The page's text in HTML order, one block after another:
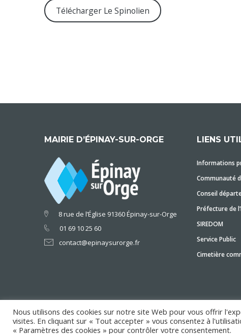
Télécharger Le Spinolien
MAIRIE D’ÉPINAY-SUR-ORGE
8 rue de l’Église 91360 Épinay-sur-Orge
01 69 10 25 60
contact@epinaysurorge.fr
LIENS
Informations
Communauté
Conseil
Préfecture de
SIREDOM
Service Public
Cimetière
Copyright © 2018 Mairie d'Épinay-sur-Orge
Nous utilisons des cookies sur notre site Web pour vous offrir
visites. En cliquant sur « Tout accepter » vous consentez à
« Paramètres des cookies » pour contrôler votre consentement.